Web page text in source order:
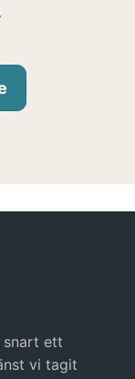
snart ett
vi tagit